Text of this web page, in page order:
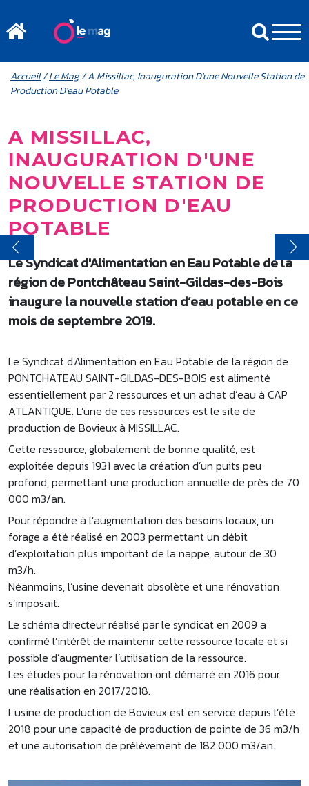
MENU MOBILE
FIL D'ARIANE
Accueil/Le Mag/ A Missillac, Inauguration D'une Nouvelle Station de
Production D'eau Potable
A MISSILLAC,
INAUGURATION D'UNE
NOUVELLE STATION DE
PRODUCTION D'EAU
POTABLE
Le Syndicat d'Alimentation en Eau Potable de la
région de Pontchâteau Saint-Gildas-des-Bois
inaugure la nouvelle station d’eau potable en ce
mois de septembre 2019.
Le Syndicat d'Alimentation en Eau Potable de la région de
PONTCHATEAU SAINT-GILDAS-DES-BOIS est alimenté
essentiellement par 2 ressources et un achat d’eau à CAP
ATLANTIQUE. L’une de ces ressources est le site de
production de Bovieux à MISSILLAC.
Cette ressource, globalement de bonne qualité, est
exploitée depuis 1931 avec la création d’un puits peu
profond, permettant une production annuelle de près de 70
000 m3/an.
Pour répondre à l’augmentation des besoins locaux, un
forage a été réalisé en 2003 permettant un débit
d’exploitation plus important de la nappe, autour de 30
m3/h.
Néanmoins, l’usine devenait obsolète et une rénovation
s’imposait.
Le schéma directeur réalisé par le syndicat en 2009 a
confirmé l’intérêt de maintenir cette ressource locale et si
possible d’augmenter l’utilisation de la ressource.
Les études pour la rénovation ont démarré en 2016 pour
une réalisation en 2017/2018.
L'usine de production de Bovieux est en service depuis l’été
2018 pour une capacité de production de pointe de 36 m3/h
et une autorisation de prélèvement de 182 000 m3/an.